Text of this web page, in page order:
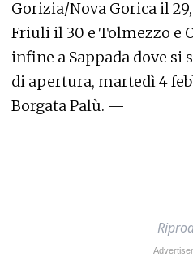
Gorizia/Nova Gorica il
Friuli il 30 e Tolmezzo e
infine a Sappada dove si
di apertura, martedì 4
Borgata Palù. —